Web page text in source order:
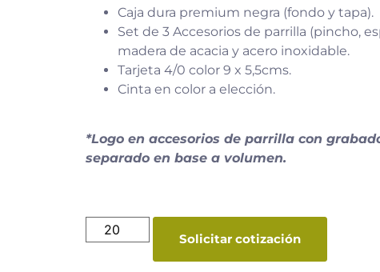
Caja dura premium negra (fondo y tapa).
Set de 3 Accesorios de parrilla (pincho,
madera de acacia y acero inoxidable.
Tarjeta 4/0 color 9 x 5,5cms.
Cinta en color a elección.
*Logo en accesorios de parrilla con
separado en base a volumen.
Solicitar cotización